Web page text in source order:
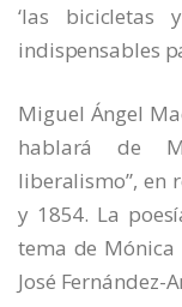
‘las bicicletas
indispensables
Miguel Ángel
hablará de
liberalismo”, en
y 1854. La
tema de Mónica
José Fernández-